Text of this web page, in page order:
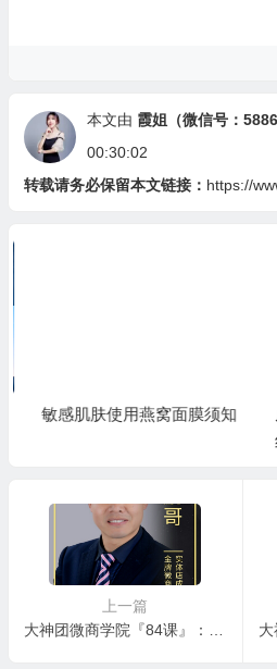
本文由 霞姐（微信号：
00:30:02
转载请务必保留本文链接： https://
敏感肌肤使用燕窝面膜须知
上一篇